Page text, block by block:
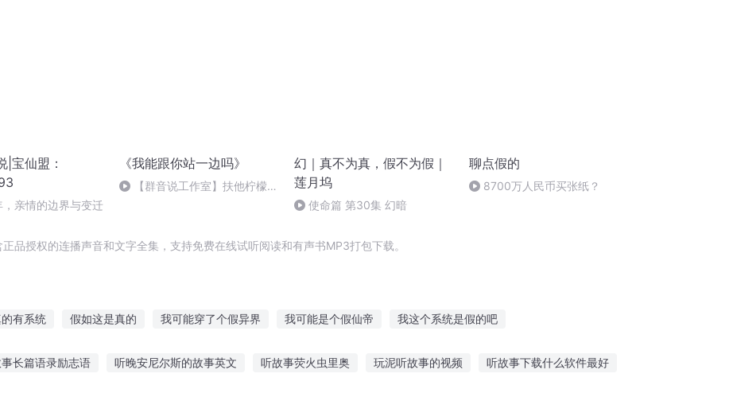
|宝仙盟：
，亲情的边界与变迁
《我能跟你站一边吗》
【群音说工作室】扶他柠檬茶
幻｜真不为真，假不为假｜
莲月坞
使命篇 第30集 幻暗
聊点假的
8700万人民币买张纸？
品授权的连播声音和文字全集，支持免费在线试听阅读和有声书MP3打包下载。
有系统 假如这是真的 我可能穿了个假异界 我可能是个假仙帝 我这个系统是假的吧
长篇语录励志语 听晚安尼尔斯的故事英文 听故事荧火虫里奥 玩泥听故事的视频 听故事下载什么软件最好